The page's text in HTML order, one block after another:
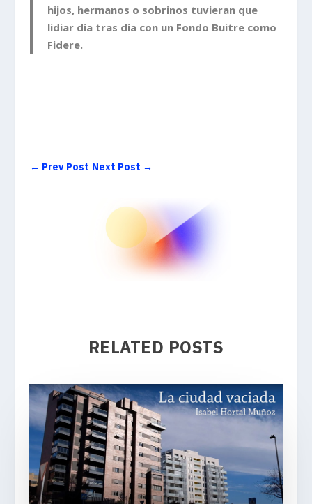
hijos, hermanos o sobrinos tuvieran que
lidiar día tras día con un Fondo Buitre como
Fidere.
← Prev Post Next Post →
RELATED POSTS